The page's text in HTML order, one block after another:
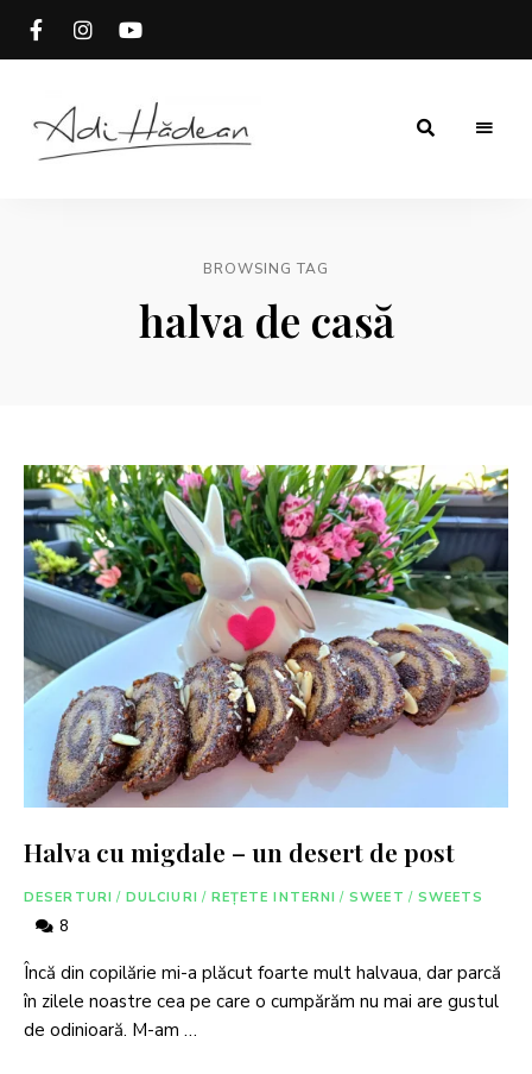
BROWSING TAG
halva de casă
Halva cu migdale – un desert de post
DESERTURI / DULCIURI / REȚETE INTERNI / SWEET / SWEETS
8
Încă din copilărie mi-a plăcut foarte mult halvaua, dar parcă
în zilele noastre cea pe care o cumpărăm nu mai are gustul
de odinioară. M-am …